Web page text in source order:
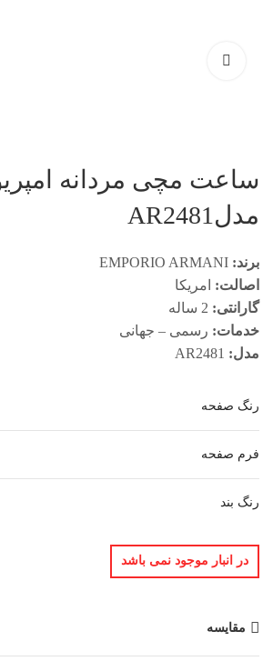
ساعت مچی مردانه
مدلAR2481
برند: EMPORIO ARMANI
اصالت: امریکا
گارانتی:
خدمات: رسمی – جهانی
مدل:
رنگ صفحه
فرم صفحه
رنگ بند
در انبار موجود نمی باشد
مقایسه